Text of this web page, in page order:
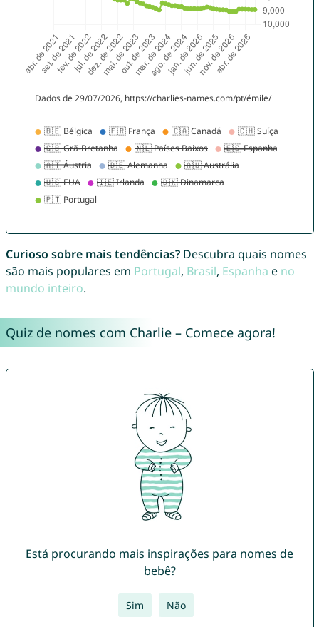
Curioso sobre mais tendências?Descubra quais nomes
são mais populares em Portugal, Brasil, Espanha e no
mundo inteiro.
Quiz de nomes com Charlie – Comece agora!
Está procurando mais inspirações para nomes de
bebê?
Sim Não